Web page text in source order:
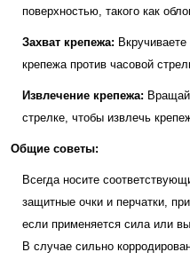
поверхностью, такого как
Захват крепежа:
крепежа против часовой
Извлечение крепежа:
стрелке, чтобы извлечь
Общие советы:
Всегда носите
защитные очки и перчатки,
если применяется сила или
В случае сильно